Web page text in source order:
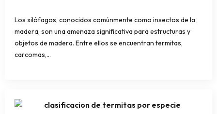
Los xilófagos, conocidos comúnmente como insectos de la
madera, son una amenaza significativa para estructuras y
objetos de madera. Entre ellos se encuentran termitas,
carcomas,…